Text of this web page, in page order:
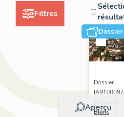
Filtres
Dossier
Aperçu
Dossier
Blanc